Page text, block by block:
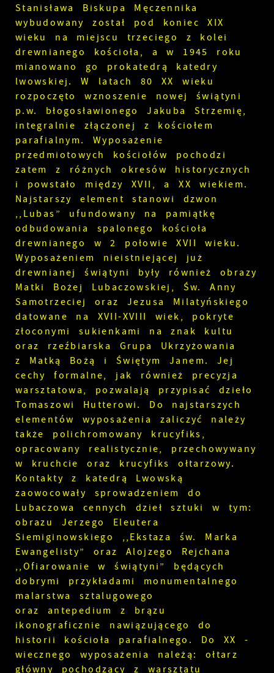
Stanisława Biskupa Męczennika
wybudowany został pod koniec XIX
wieku na miejscu trzeciego z kolei
drewnianego kościoła, a w 1945 roku
mianowano go prokatedrą katedry
lwowskiej. W latach 80 XX wieku
rozpoczęto wznoszenie nowej świątyni
p.w. błogosławionego Jakuba Strzemię,
integralnie złączonej z kościołem
parafialnym. Wyposażenie
przedmiotowych kościołów pochodzi
zatem z różnych okresów historycznych
i powstało między XVII, a XX wiekiem.
Najstarszy element stanowi dzwon
,,Lubas” ufundowany na pamiątkę
odbudowania spalonego kościoła
drewnianego w 2 połowie XVII wieku.
Wyposażeniem nieistniejącej już
drewnianej świątyni były również obrazy
Matki Bożej Lubaczowskiej, Św. Anny
Samotrzeciej oraz Jezusa Milatyńskiego
datowane na XVII-XVIII wiek, pokryte
złoconymi sukienkami na znak kultu
oraz rzeźbiarska Grupa Ukrzyżowania
z Matką Bożą i Świętym Janem. Jej
cechy formalne, jak również precyzja
warsztatowa, pozwalają przypisać dzieło
Tomaszowi Hutterowi. Do najstarszych
elementów wyposażenia zaliczyć należy
także polichromowany krucyfiks,
opracowany realistycznie, przechowywany
w kruchcie oraz krucyfiks ołtarzowy.
Kontakty z katedrą Lwowską
zaowocowały sprowadzeniem do
Lubaczowa cennych dzieł sztuki w tym:
obrazu Jerzego Eleutera
Siemiginowskiego ,,Ekstaza św. Marka
Ewangelisty” oraz Alojzego Rejchana
,,Ofiarowanie w świątyni” będących
dobrymi przykładami monumentalnego
malarstwa sztalugowego
oraz antepedium z brązu
ikonograficznie nawiązującego do
historii kościoła parafialnego. Do XX -
wiecznego wyposażenia należą: ołtarz
główny pochodzący z warsztatu